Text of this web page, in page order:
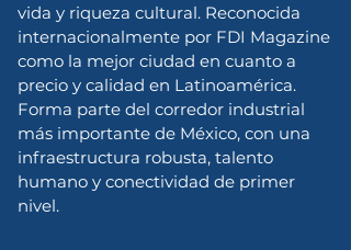
vida y riqueza cultural. Reconocida
internacionalmente por FDI Magazine
como la mejor ciudad en cuanto a
precio y calidad en Latinoamérica.
Forma parte del corredor industrial
más importante de México, con una
infraestructura robusta, talento
humano y conectividad de primer
nivel.